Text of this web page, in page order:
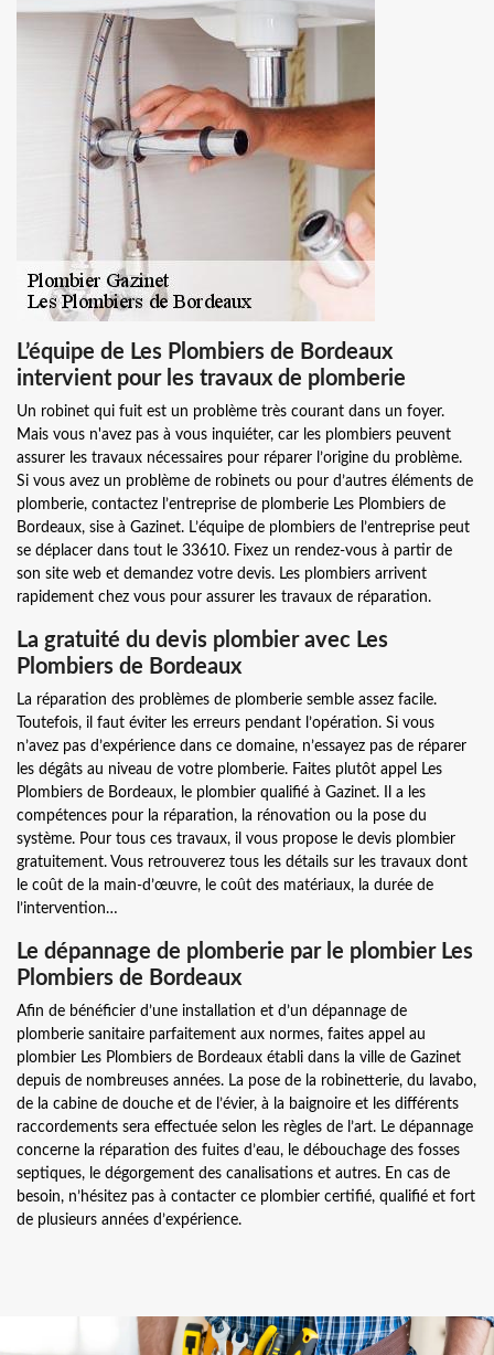
L’équipe de Les Plombiers de Bordeaux
intervient pour les travaux de plomberie
Un robinet qui fuit est un problème très courant dans un foyer.
Mais vous n'avez pas à vous inquiéter, car les plombiers peuvent
assurer les travaux nécessaires pour réparer l’origine du problème.
Si vous avez un problème de robinets ou pour d’autres éléments de
plomberie, contactez l’entreprise de plomberie Les Plombiers de
Bordeaux, sise à Gazinet. L’équipe de plombiers de l’entreprise peut
se déplacer dans tout le 33610. Fixez un rendez-vous à partir de
son site web et demandez votre devis. Les plombiers arrivent
rapidement chez vous pour assurer les travaux de réparation.
La gratuité du devis plombier avec Les
Plombiers de Bordeaux
La réparation des problèmes de plomberie semble assez facile.
Toutefois, il faut éviter les erreurs pendant l’opération. Si vous
n’avez pas d’expérience dans ce domaine, n’essayez pas de réparer
les dégâts au niveau de votre plomberie. Faites plutôt appel Les
Plombiers de Bordeaux, le plombier qualifié à Gazinet. Il a les
compétences pour la réparation, la rénovation ou la pose du
système. Pour tous ces travaux, il vous propose le devis plombier
gratuitement. Vous retrouverez tous les détails sur les travaux dont
le coût de la main-d’œuvre, le coût des matériaux, la durée de
l’intervention…
Le dépannage de plomberie par le plombier Les
Plombiers de Bordeaux
Afin de bénéficier d’une installation et d’un dépannage de
plomberie sanitaire parfaitement aux normes, faites appel au
plombier Les Plombiers de Bordeaux établi dans la ville de Gazinet
depuis de nombreuses années. La pose de la robinetterie, du lavabo,
de la cabine de douche et de l’évier, à la baignoire et les différents
raccordements sera effectuée selon les règles de l’art. Le dépannage
concerne la réparation des fuites d’eau, le débouchage des fosses
septiques, le dégorgement des canalisations et autres. En cas de
besoin, n’hésitez pas à contacter ce plombier certifié, qualifié et fort
de plusieurs années d’expérience.